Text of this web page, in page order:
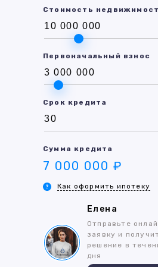
Стоимость
Первоначальный взнос
Срок кредита
Сумма кредита
7 000 000 ₽
Как оформить ипотеку
Елена
Отправьте
заявку и
решение в
дня